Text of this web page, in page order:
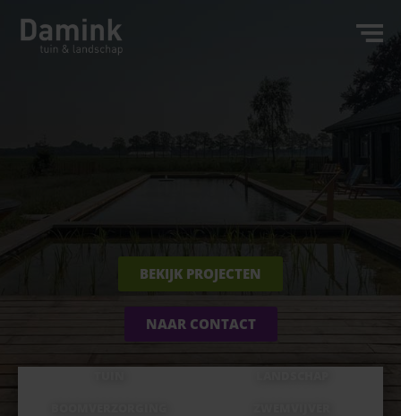
BEKIJK PROJECTEN
NAAR CONTACT